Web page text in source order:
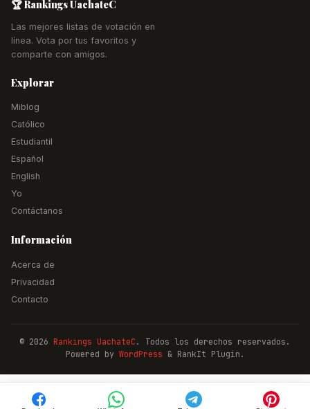
🏆 Rankings UachateC
Las mejores listas de votación en
línea. Vota por tus favoritos y
comparte con amigos.
Explorar
Miblog
Católico
Estudiantil
Español
English
Yo
Contáctanos
Información
Acerca de
Privacidad
Contacto
© 2026 Rankings UachateC . Todos los derechos reservados.
Powered by WordPress & RankIt Plugin.